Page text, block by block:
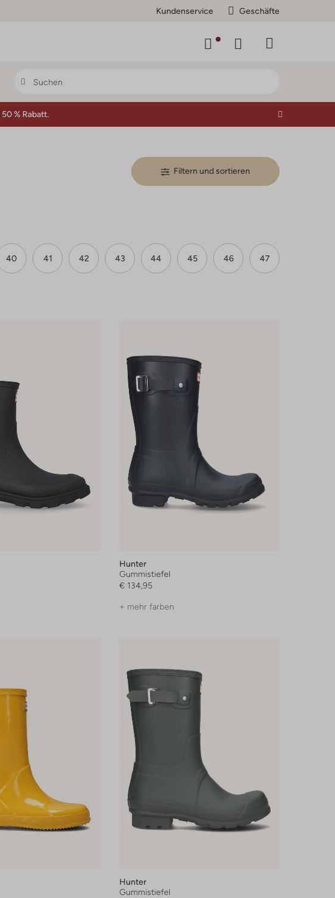
Kundenservice Geschäfte
50 % Rabatt.
Filtern und sortieren
40 41 42 43 44 45 46 47
Hunter
Gummistiefel
€ 134,95
+ mehr farben
Hunter
Gummistiefel